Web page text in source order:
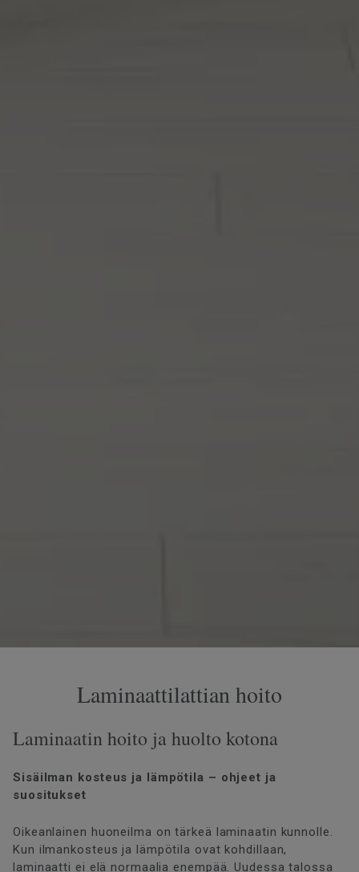
Laminaattilattian hoito
Laminaatin hoito ja huolto kotona
Sisäilman kosteus ja lämpötila – ohjeet ja
suositukset
Oikeanlainen huoneilma on tärkeä laminaatin kunnolle.
Kun ilmankosteus ja lämpötila ovat kohdillaan,
laminaatti ei elä normaalia enempää. Uudessa talossa